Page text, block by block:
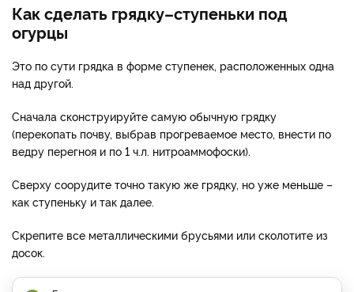
Как сделать грядку–ступеньки под
огурцы
Это по сути грядка в форме ступенек, расположенных одна
над другой.
Сначала сконструируйте самую обычную грядку
(перекопать почву, выбрав прогреваемое место, внести по
ведру перегноя и по 1 ч.л. нитроаммофоски).
Сверху соорудите точно такую же грядку, но уже меньше –
как ступеньку и так далее.
Скрепите все металлическими брусьями или сколотите из
досок.